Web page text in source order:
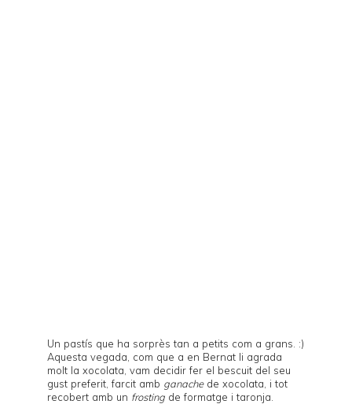
Un pastís que ha sorprès tan a petits com a grans. :)
Aquesta vegada, com que a en Bernat li agrada
molt la xocolata, vam decidir fer el bescuit del seu
gust preferit, farcit amb ganachede xocolata, i tot
recobert amb un frosting de formatge i taronja.